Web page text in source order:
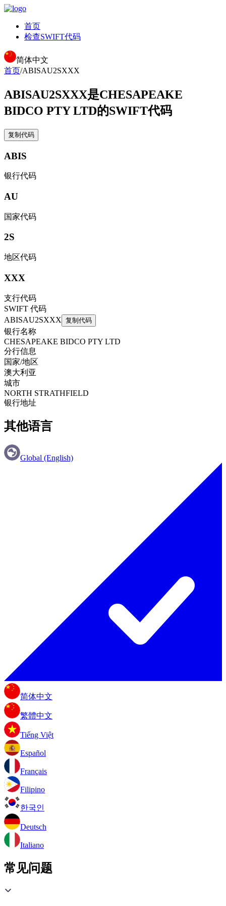
首页
检查SWIFT代码
简体中文
首页/ABISAU2SXXX
ABISAU2SXXX是CHESAPEAKE
BIDCO PTY LTD的SWIFT代码
复制代码
ABIS
银行代码
AU
国家代码
2S
地区代码
XXX
支行代码
SWIFT 代码
ABISAU2SXXX 复制代码
银行名称
CHESAPEAKE BIDCO PTY LTD
分行信息
国家/地区
澳大利亚
城市
NORTH STRATHFIELD
银行地址
其他语言
Global (English)
简体中文
繁體中文
Tiếng Việt
Español
Français
Filipino
한국인
Deutsch
Italiano
常见问题